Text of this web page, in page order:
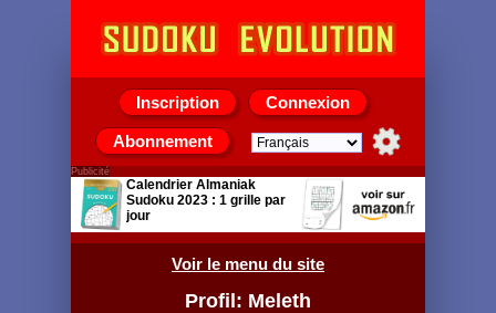
Inscription Connexion
Abonnement
Voir le menu du site
Profil: Meleth
Publicité
Calendrier Almaniak
Sudoku 2023 : 1 grille par
jour
Éditeur‏ : ‎ 365 PARIS;
Illustrated édition